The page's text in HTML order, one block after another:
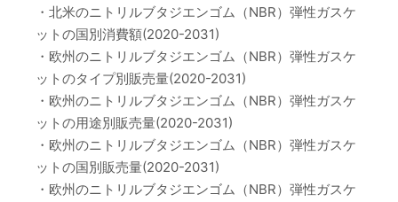
・北米のニトリルブタジエンゴム（NBR）弾性ガスケ
ットの国別消費額(2020-2031)
・欧州のニトリルブタジエンゴム（NBR）弾性ガスケ
ットのタイプ別販売量(2020-2031)
・欧州のニトリルブタジエンゴム（NBR）弾性ガスケ
ットの用途別販売量(2020-2031)
・欧州のニトリルブタジエンゴム（NBR）弾性ガスケ
ットの国別販売量(2020-2031)
・欧州のニトリルブタジエンゴム（NBR）弾性ガスケ